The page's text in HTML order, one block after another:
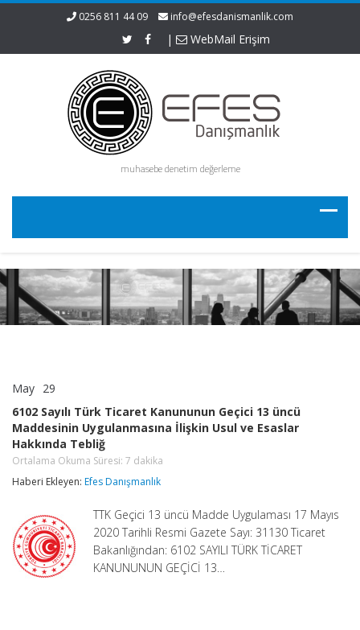
0256 811 44 09 info@efesdanismanlik.com
| WebMail Erişim
muhasebe denetim değerleme
May 29
Türk
Ticaret
Kanununun
Geçici
üncü
Uygulanmasına
İlişkin
Usul
ve
Esaslar
6102 Sayılı Türk Ticaret Kanununun Geçici 13 üncü
Maddesinin Uygulanmasına İlişkin Usul ve Esaslar
Hakkında Tebliğ
Ortalama Okuma Süresi: 7 dakika
Haberi Ekleyen: Efes Danışmanlık
TTK Geçici 13 üncü Madde Uygulaması 17 Mayıs
2020 Tarihli Resmi Gazete Sayı: 31130 Ticaret
Bakanlığından: 6102 SAYILI TÜRK TİCARET
KANUNUNUN GEÇİCİ 13…